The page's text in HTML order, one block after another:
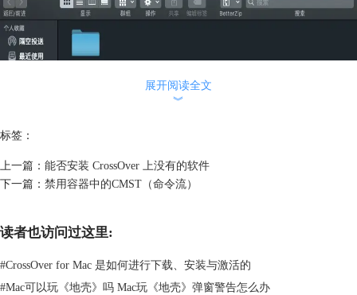
CrossOver不仅可以帮助Mac快速运行Windows软件，同样可以帮助
展开阅读全文
︾
标签：
上一篇： 能否安装 CrossOver 上没有的软件
下一篇： 禁用容器中的CMST（命令流）
读者也访问过这里:
#CrossOver for Mac 是如何进行下载、安装与激活的
#Mac可以玩《地壳》吗 Mac玩《地壳》弹窗警告怎么办